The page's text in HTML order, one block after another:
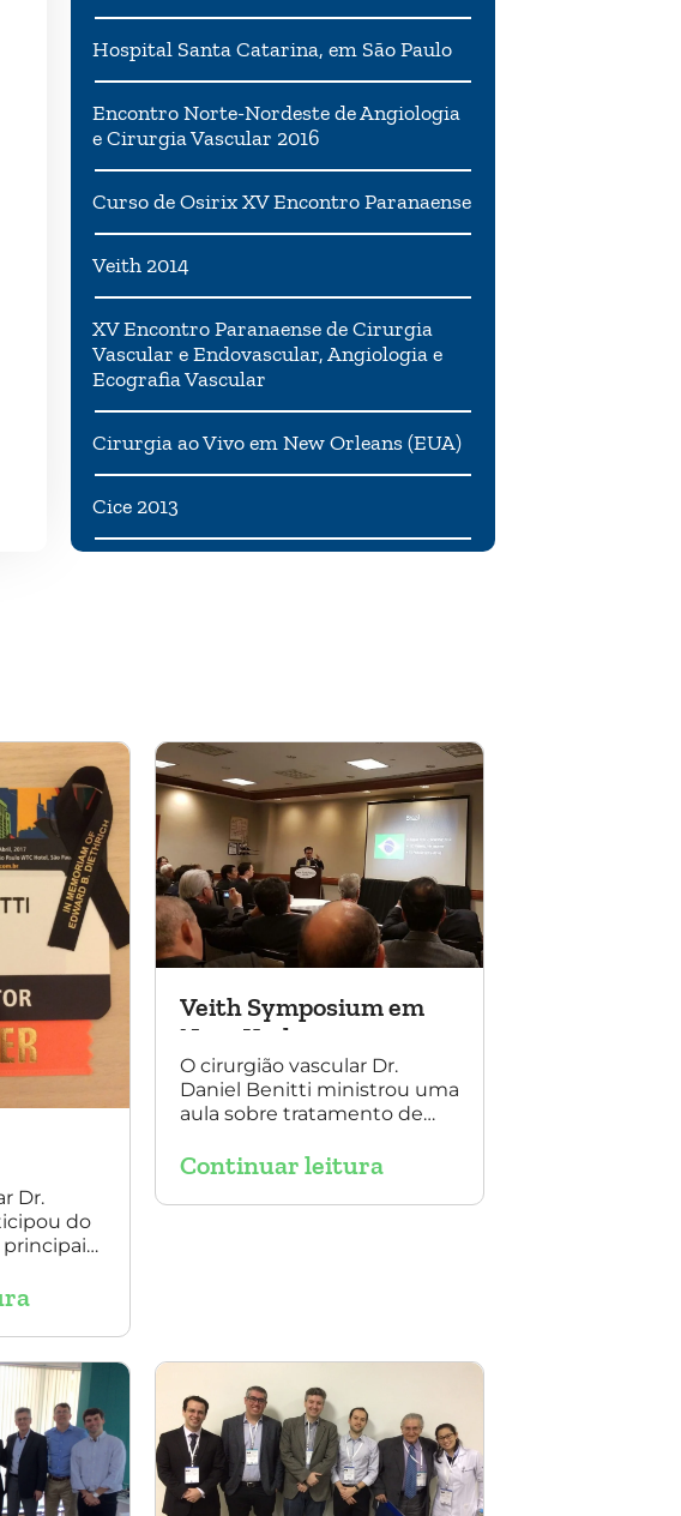
Hospital Santa Catarina, em São Paulo
Encontro Norte-Nordeste de Angiologia
e Cirurgia Vascular 2016
Curso de Osirix XV Encontro Paranaense
Veith 2014
XV Encontro Paranaense de Cirurgia
Vascular e Endovascular, Angiologia e
Ecografia Vascular
Cirurgia ao Vivo em New Orleans (EUA)
Cice 2013
Dr.
do
principais
No
de
Mais
Veith Symposium em
Nova York
O cirurgião vascular Dr.
Daniel Benitti ministrou uma
aula sobre tratamento de
no Veith Symposium em
Continuar leitura